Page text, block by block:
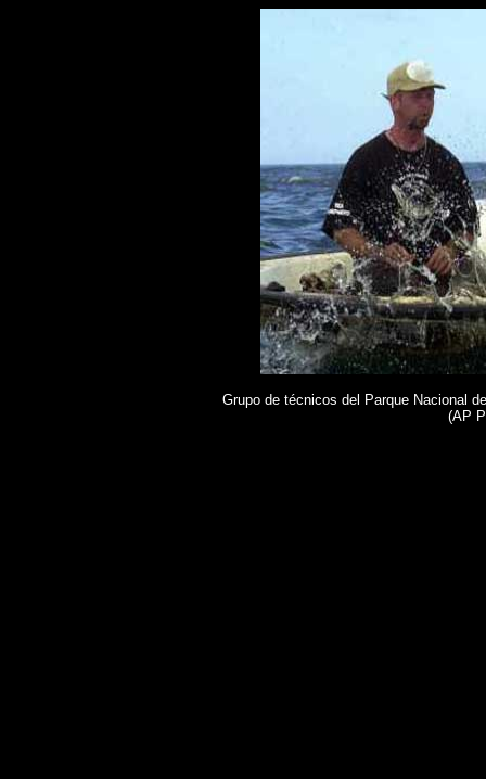
Grupo de técnicos del Parque Nacional
(AP